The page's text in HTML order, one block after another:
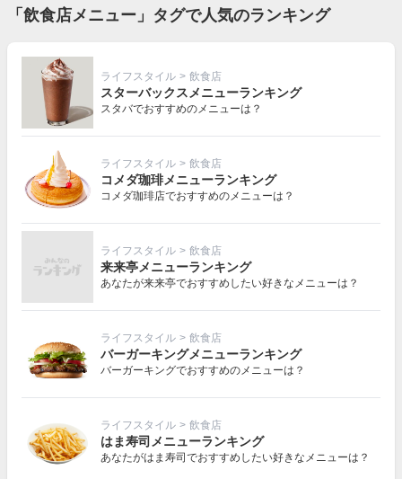
「飲食店メニュー」タグで人気のランキング
ライフスタイル > 飲食店
スターバックスメニューランキング
スタバでおすすめのメニューは？
ライフスタイル > 飲食店
コメダ珈琲メニューランキング
コメダ珈琲店でおすすめのメニューは？
ライフスタイル > 飲食店
来来亭メニューランキング
あなたが来来亭でおすすめしたい好きなメニューは？
ライフスタイル > 飲食店
バーガーキングメニューランキング
バーガーキングでおすすめのメニューは？
ライフスタイル > 飲食店
はま寿司メニューランキング
あなたがはま寿司でおすすめしたい好きなメニューは？